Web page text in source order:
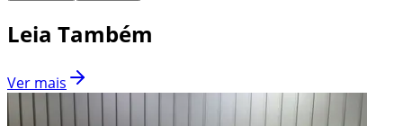
Leia Também
Ver mais